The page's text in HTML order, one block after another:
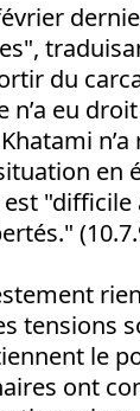
du
eu
en
"difficile
tensions
le
ont